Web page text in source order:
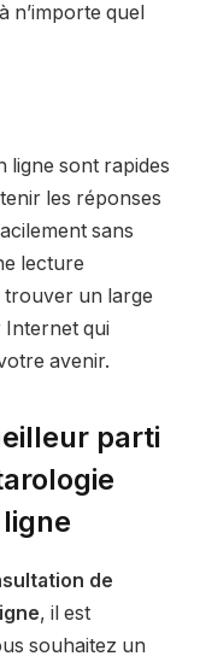
n’importe quel
ligne sont rapides
les réponses
sans
lecture
trouver un large
Internet qui
avenir.
parti
de
, il est
souhaitez un